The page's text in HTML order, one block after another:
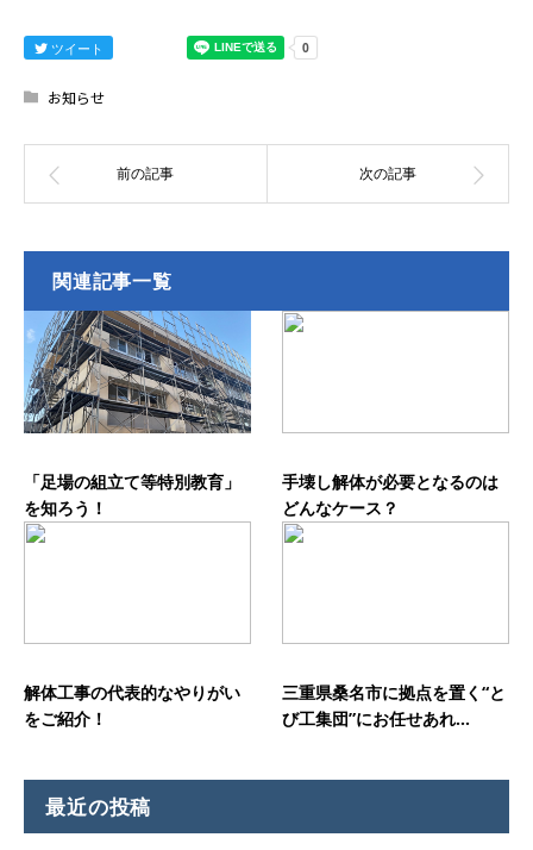
ツイート
お知らせ
関連記事一覧
「足場の組立て等特別教育」
を知ろう！
手壊し解体が必要となるのは
どんなケース？
解体工事の代表的なやりがい
をご紹介！
三重県桑名市に拠点を置く“と
び工集団”にお任せあれ...
最近の投稿